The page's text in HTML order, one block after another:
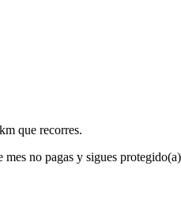
que recorres.
no pagas y sigues